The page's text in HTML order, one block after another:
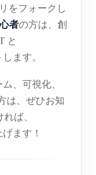
をフォークし
者の方は、創
と
ます。
、可視化、
は、ぜひお知
ば、
ます！